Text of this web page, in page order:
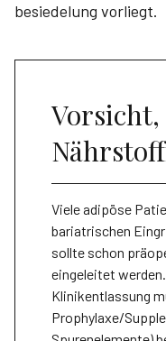
besiedelung vorliegt.
Viele adipöse
bariatrischen
sollte schon
eingeleitet
Klinikentlassung
Prophylaxe/